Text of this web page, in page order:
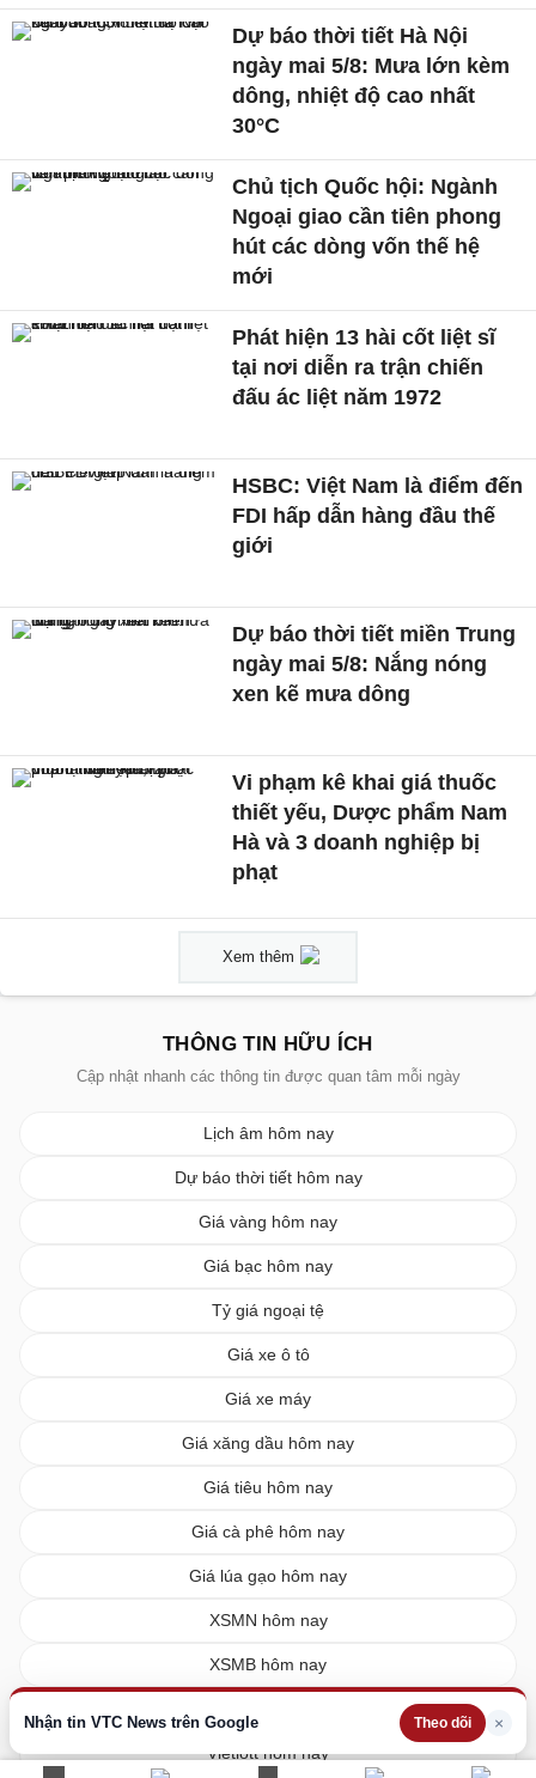
Nhận tin VTC News trên Google Theo dõi ×
Dự báo thời tiết Hà Nội
ngày mai 5/8: Mưa lớn kèm
dông, nhiệt độ cao nhất
30°C
Chủ tịch Quốc hội: Ngành
Ngoại giao cần tiên phong
hút các dòng vốn thế hệ
mới
Phát hiện 13 hài cốt liệt sĩ
tại nơi diễn ra trận chiến
đấu ác liệt năm 1972
HSBC: Việt Nam là điểm đến
FDI hấp dẫn hàng đầu thế
giới
Dự báo thời tiết miền Trung
ngày mai 5/8: Nắng nóng
xen kẽ mưa dông
Vi phạm kê khai giá thuốc
thiết yếu, Dược phẩm Nam
Hà và 3 doanh nghiệp bị
phạt
Xem thêm
THÔNG TIN HỮU ÍCH
Cập nhật nhanh các thông tin được quan tâm mỗi ngày
Lịch âm hôm nay
Dự báo thời tiết hôm nay
Giá vàng hôm nay
Giá bạc hôm nay
Tỷ giá ngoại tệ
Giá xe ô tô
Giá xe máy
Giá xăng dầu hôm nay
Giá tiêu hôm nay
Giá cà phê hôm nay
Giá lúa gạo hôm nay
XSMN hôm nay
XSMB hôm nay
Vietlott hôm nay